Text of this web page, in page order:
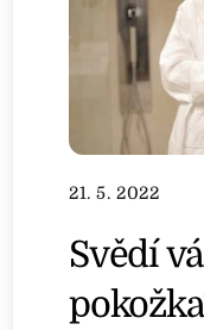
21. 5. 2022
Svědí